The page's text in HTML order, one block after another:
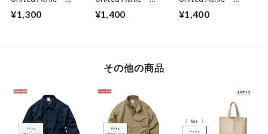
5006-01 5.6oz
ハイクオリティー T
¥1,300
5942-01 6.2oz
プレミアム Ｔシャ
¥1,400
5508-01 5.6oz
ビッグシルエット T
¥1,400
その他の商品